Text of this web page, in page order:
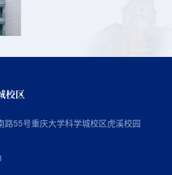
路55号重庆大学科学城校区虎溪校园